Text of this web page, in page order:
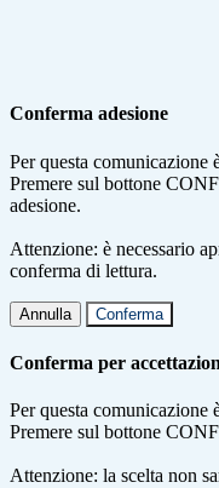
Conferma adesione
Per questa comunicazione
Premere sul bottone
adesione.
Attenzione: è necessario
conferma di lettura.
Annulla Conferma
Conferma per
Per questa comunicazione
Premere sul bottone
Attenzione: la scelta non